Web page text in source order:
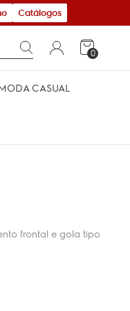
Catálogos
0
CASUAL
frontal e gola tipo